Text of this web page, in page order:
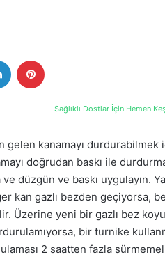
Sağlıklı Dostlar İçin Hemen
gelen kanamayı
doğrudan baskı ile
ve düzgün ve baskı uygulayın.
kan gazlı bezden geçiyorsa,
Üzerine yeni bir gazlı bez
bir turnike
2 saatten fazla